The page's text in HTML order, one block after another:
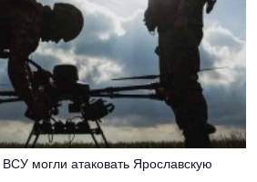
ВСУ могли атаковать Ярославскую